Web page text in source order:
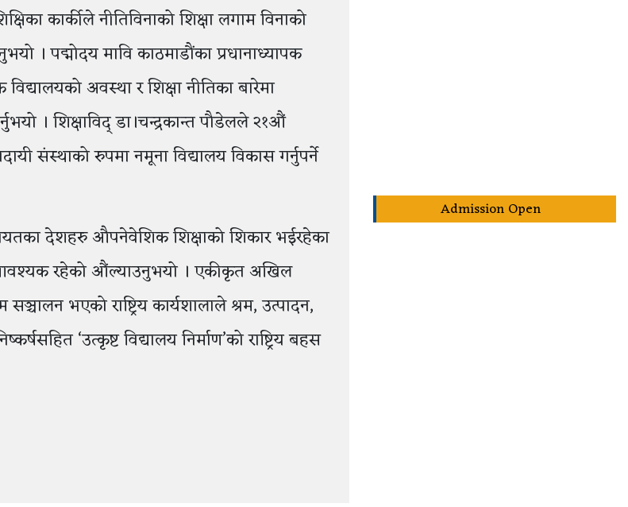
कार्कीले नीतिविनाको शिक्षा लगाम विनाको
। पद्मोदय मावि काठमाडौंका प्रधानाध्यापक
अवस्था र शिक्षा नीतिका बारेमा
। शिक्षाविद् डा।चन्द्रकान्त पौडेलले २१औं
संस्थाको रुपमा नमूना विद्यालय विकास गर्नुपर्ने
देशहरु औपनेवेशिक शिक्षाको शिकार भईरहेका
आवश्यक रहेको औंल्याउनुभयो । एकीकृत अखिल
भएको राष्ट्रिय कार्यशालाले श्रम, उत्पादन,
‘उत्कृष्ट विद्यालय निर्माण’को राष्ट्रिय बहस
Admission Open